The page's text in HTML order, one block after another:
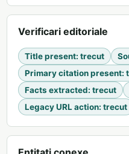
Verificari editoriale
Title present: trecut
Primary citation present:
Facts extracted: trecut
Legacy URL action: trecut